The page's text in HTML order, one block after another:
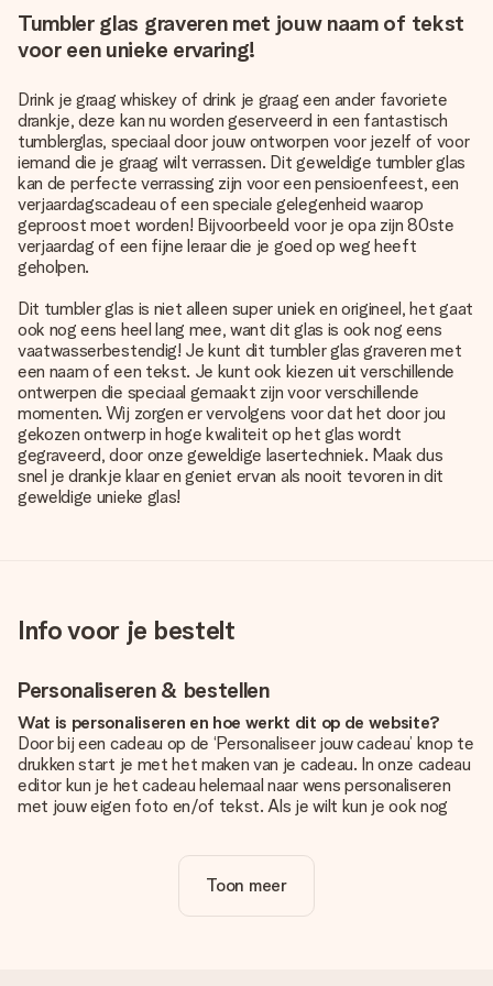
Tumbler glas graveren met jouw naam of tekst
voor een unieke ervaring!
Drink je graag whiskey of drink je graag een ander favoriete
drankje, deze kan nu worden geserveerd in een fantastisch
tumblerglas, speciaal door jouw ontworpen voor jezelf of voor
iemand die je graag wilt verrassen. Dit geweldige tumbler glas
kan de perfecte verrassing zijn voor een pensioenfeest, een
verjaardagscadeau of een speciale gelegenheid waarop
geproost moet worden! Bijvoorbeeld voor je opa zijn 80ste
verjaardag of een fijne leraar die je goed op weg heeft
geholpen.
Dit tumbler glas is niet alleen super uniek en origineel, het gaat
ook nog eens heel lang mee, want dit glas is ook nog eens
vaatwasserbestendig! Je kunt dit tumbler glas graveren met
een naam of een tekst. Je kunt ook kiezen uit verschillende
ontwerpen die speciaal gemaakt zijn voor verschillende
momenten. Wij zorgen er vervolgens voor dat het door jou
gekozen ontwerp in hoge kwaliteit op het glas wordt
gegraveerd, door onze geweldige lasertechniek. Maak dus
snel je drankje klaar en geniet ervan als nooit tevoren in dit
geweldige unieke glas!
Info voor je bestelt
Personaliseren & bestellen
Wat is personaliseren en hoe werkt dit op de website?
Door bij een cadeau op de ‘Personaliseer jouw cadeau’ knop te
drukken start je met het maken van je cadeau. In onze cadeau
editor kun je het cadeau helemaal naar wens personaliseren
met jouw eigen foto en/of tekst. Als je wilt kun je ook nog
Is personalisatie in de prijs inbegrepen?
De prijs die op de website wordt getoond is inclusief de
Toon meer